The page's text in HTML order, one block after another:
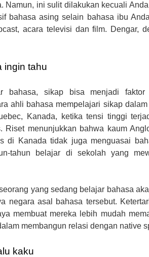
Namun, ini sulit dilakukan kecuali
bahasa asing selain bahasa ibu
acara televisi dan film. Dengar,
ingin tahu
bahasa, sikap bisa menjadi faktor
ahli bahasa mempelajari sikap
Kanada, ketika tensi tinggi
Riset menunjukkan bahwa kaum
di Kanada tidak juga menguasai
tahun belajar di sekolah yang
yang sedang belajar bahasa
negara asal bahasa tersebut.
membuat mereka lebih mudah
membangun relasi dengan native
kaku